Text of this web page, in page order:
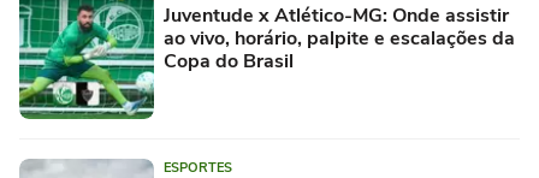
Juventude x Atlético-MG: Onde assistir
ao vivo, horário, palpite e escalações da
Copa do Brasil
ESPORTES